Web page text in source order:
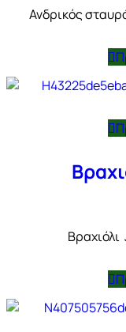
Ανδρικός
Βραχιόλι